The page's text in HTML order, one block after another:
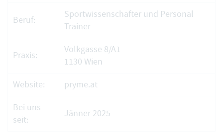
Beruf:
Sportwissenschafter und Personal
Trainer
Praxis:
Volkgasse 8/A1
1130 Wien
Website:
pryme.at
Bei uns
seit:
Jänner 2025